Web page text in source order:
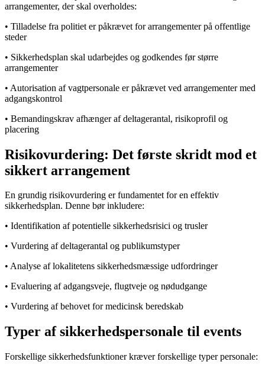
arrangementer, der skal overholdes:
• Tilladelse fra politiet er påkrævet for arrangementer på offentlige
steder
• Sikkerhedsplan skal udarbejdes og godkendes før større
arrangementer
• Autorisation af vagtpersonale er påkrævet ved arrangementer med
adgangskontrol
• Bemandingskrav afhænger af deltagerantal, risikoprofil og
placering
Risikovurdering: Det første skridt mod et
sikkert arrangement
En grundig risikovurdering er fundamentet for en effektiv
sikkerhedsplan. Denne bør inkludere:
• Identifikation af potentielle sikkerhedsrisici og trusler
• Vurdering af deltagerantal og publikumstyper
• Analyse af lokalitetens sikkerhedsmæssige udfordringer
• Evaluering af adgangsveje, flugtveje og nødudgange
• Vurdering af behovet for medicinsk beredskab
Typer af sikkerhedspersonale til events
Forskellige sikkerhedsfunktioner kræver forskellige typer personale: